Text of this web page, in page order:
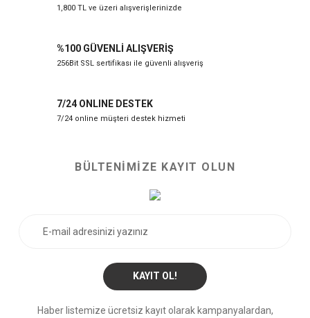
1,800 TL ve üzeri alışverişlerinizde
%100 GÜVENLİ ALIŞVERİŞ
256Bit SSL sertifikası ile güvenli alışveriş
7/24 ONLINE DESTEK
7/24 online müşteri destek hizmeti
BÜLTENİMİZE KAYIT OLUN
KAYIT OL!
Haber listemize ücretsiz kayıt olarak kampanyalardan,